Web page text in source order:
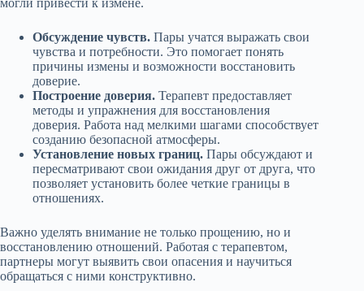
могли привести к измене.
Обсуждение чувств. Пары учатся выражать свои
чувства и потребности. Это помогает понять
причины измены и возможности восстановить
доверие.
Построение доверия. Терапевт предоставляет
методы и упражнения для восстановления
доверия. Работа над мелкими шагами способствует
созданию безопасной атмосферы.
Установление новых границ. Пары обсуждают и
пересматривают свои ожидания друг от друга, что
позволяет установить более четкие границы в
отношениях.
Важно уделять внимание не только прощению, но и
восстановлению отношений. Работая с терапевтом,
партнеры могут выявить свои опасения и научиться
обращаться с ними конструктивно.